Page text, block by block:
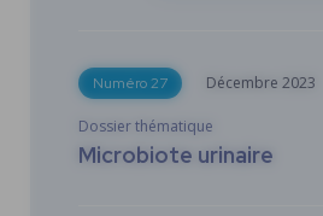
Numéro 27 Décembre 2023
Dossier thématique
Microbiote urinaire